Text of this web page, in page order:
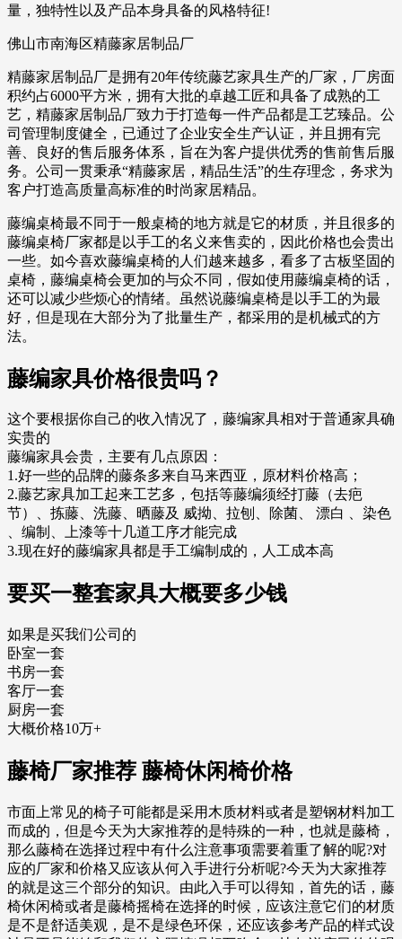
量，独特性以及产品本身具备的风格特征!
佛山市南海区精藤家居制品厂
精藤家居制品厂是拥有20年传统藤艺家具生产的厂家，厂房面
积约占6000平方米，拥有大批的卓越工匠和具备了成熟的工
艺，精藤家居制品厂致力于打造每一件产品都是工艺臻品。公
司管理制度健全，已通过了企业安全生产认证，并且拥有完
善、良好的售后服务体系，旨在为客户提供优秀的售前售后服
务。公司一贯秉承“精藤家居，精品生活”的生存理念，务求为
客户打造高质量高标准的时尚家居精品。
藤编桌椅最不同于一般桌椅的地方就是它的材质，并且很多的
藤编桌椅厂家都是以手工的名义来售卖的，因此价格也会贵出
一些。如今喜欢藤编桌椅的人们越来越多，看多了古板坚固的
桌椅，藤编桌椅会更加的与众不同，假如使用藤编桌椅的话，
还可以减少些烦心的情绪。虽然说藤编桌椅是以手工的为最
好，但是现在大部分为了批量生产，都采用的是机械式的方
法。
藤编家具价格很贵吗？
这个要根据你自己的收入情况了，藤编家具相对于普通家具确
实贵的
藤编家具会贵，主要有几点原因：
1.好一些的品牌的藤条多来自马来西亚，原材料价格高；
2.藤艺家具加工起来工艺多，包括等藤编须经打藤（去疤
节）、拣藤、洗藤、晒藤及 威拗、拉刨、除菌、 漂白 、染色
、编制、上漆等十几道工序才能完成
3.现在好的藤编家具都是手工编制成的，人工成本高
要买一整套家具大概要多少钱
如果是买我们公司的
卧室一套
书房一套
客厅一套
厨房一套
大概价格10万+
藤椅厂家推荐 藤椅休闲椅价格
市面上常见的椅子可能都是采用木质材料或者是塑钢材料加工
而成的，但是今天为大家推荐的是特殊的一种，也就是藤椅，
那么藤椅在选择过程中有什么注意事项需要着重了解的呢?对
应的厂家和价格又应该从何入手进行分析呢?今天为大家推荐
的就是这三个部分的知识。由此入手可以得知，首先的话，藤
椅休闲椅或者是藤椅摇椅在选择的时候，应该注意它们的材质
是不是舒适美观，是不是绿色环保，还应该参考产品的样式设